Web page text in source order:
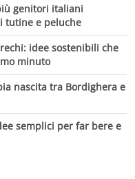
genitori italiani
tutine e peluche
idee sostenibili che
minuto
nascita tra Bordighera e
semplici per far bere e